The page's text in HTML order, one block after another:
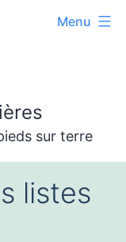
sur terre
Menu
listes